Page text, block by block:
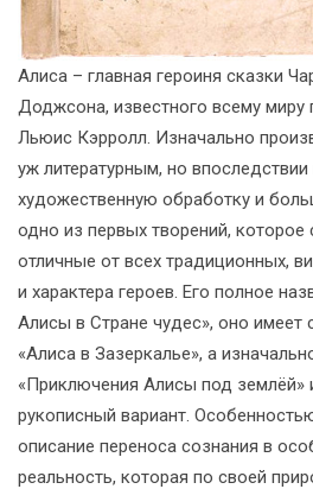
Алиса – главная героиня сказки
Доджсона, известного всему
Льюис Кэрролл. Изначально
уж литературным, но впоследствии
художественную обработку и
одно из первых творений, которое
отличные от всех традиционных,
и характера героев. Его полное
Алисы в Стране чудес», оно
«Алиса в Зазеркалье», а
«Приключения Алисы под землёй»
рукописный вариант.
описание переноса сознания в
реальность, которая по своей